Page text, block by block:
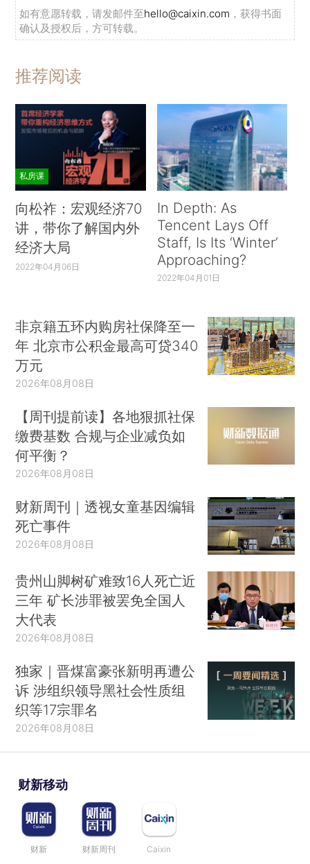
如有意愿转载，请发邮件至hello@caixin.com ，获得书面
确认及授权后，方可转载。
推荐阅读
私房课
向松祚：宏观经济70
讲，带你了解国内外
经济大局
2022年04月06日
In Depth: As
Tencent Lays Off
Staff, Is Its ‘Winter’
Approaching?
2022年04月01日
非京籍五环内购房社保降至一
年 北京市公积金最高可贷340
万元
2026年08月08日
【周刊提前读】各地狠抓社保
缴费基数 合规与企业减负如
何平衡？
2026年08月08日
财新周刊｜透视女童基因编辑
死亡事件
2026年08月08日
贵州山脚树矿难致16人死亡近
三年 矿长涉罪被罢免全国人
大代表
2026年08月08日
独家｜晋煤富豪张新明再遭公
诉 涉组织领导黑社会性质组
织等17宗罪名
2026年08月08日
财新移动
财新 财新周刊 Caixin